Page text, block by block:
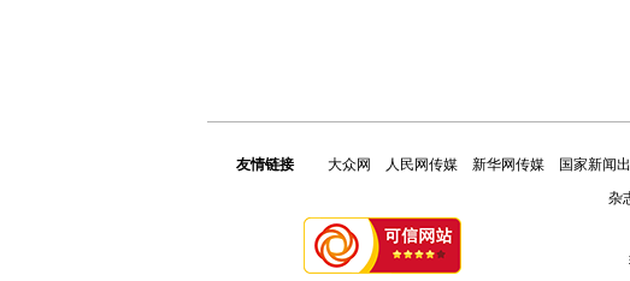
友情链接 大众网 人民网传媒 新华网传媒 国家新闻
杂